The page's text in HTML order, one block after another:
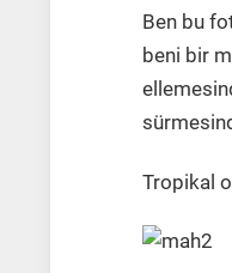
Ben bu
beni bir
Tropikal